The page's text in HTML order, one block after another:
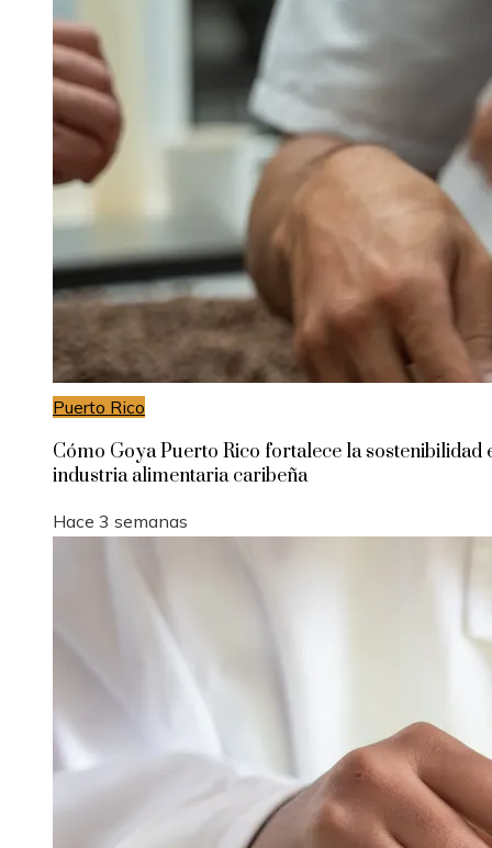
Puerto Rico
Cómo Goya Puerto Rico fortalece la sostenibilidad
industria alimentaria caribeña
Hace 3 semanas